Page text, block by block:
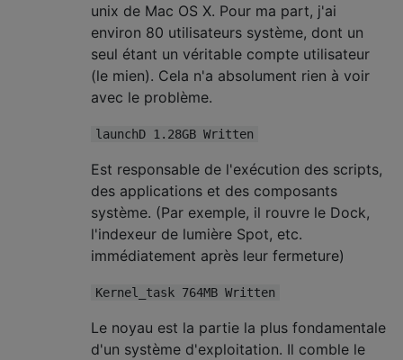
unix de Mac OS X. Pour ma part, j'ai
environ 80 utilisateurs système, dont un
seul étant un véritable compte utilisateur
(le mien). Cela n'a absolument rien à voir
avec le problème.
launchD 1.28GB Written
Est responsable de l'exécution des scripts,
des applications et des composants
système. (Par exemple, il rouvre le Dock,
l'indexeur de lumière Spot, etc.
immédiatement après leur fermeture)
Kernel_task 764MB Written
Le noyau est la partie la plus fondamentale
d'un système d'exploitation. Il comble le